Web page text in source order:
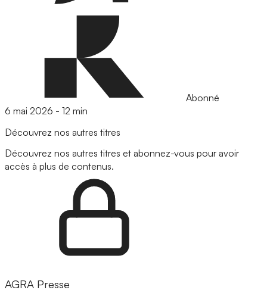
Abonné
6 mai 2026 - 12 min
Découvrez nos autres titres
Découvrez nos autres titres et abonnez-vous pour avoir
accès à plus de contenus.
AGRA Presse